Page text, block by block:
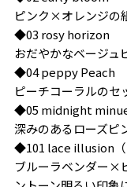
ピンク×オレンジの
◆03 rosy horizon
おだやかなベージュ
◆04 peppy Peach
ピーチコーラルのセ
◆05 midnight
深みのあるローズピ
◆101 lace illusion（
ブルーラベンダー×